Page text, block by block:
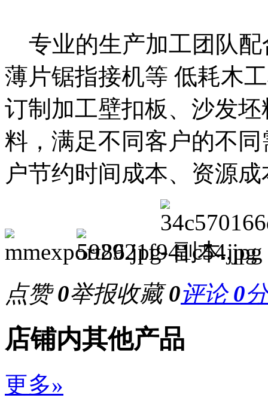
专业的生产加工团队配
薄片锯指接机等 低耗木
订制加工壁扣板、沙发
料，满足不同客户的不
户节约时间成本、资源
点赞0举报收藏0评论0
店铺内其他产品
更多»